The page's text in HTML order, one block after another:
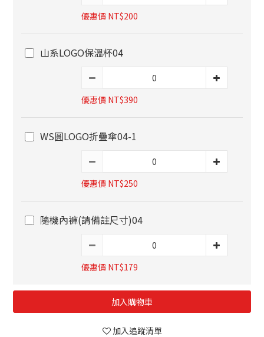
優惠價 NT$200
山系LOGO保溫杯04
優惠價 NT$390
WS圓LOGO折疊傘04-1
優惠價 NT$250
隨機內褲(請備註尺寸)04
優惠價 NT$179
加入購物車
加入追蹤清單